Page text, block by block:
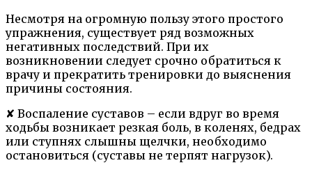
Несмотря на огромную пользу этого простого
упражнения, существует ряд возможных
негативных последствий. При их
возникновении следует срочно обратиться к
врачу и прекратить тренировки до выяснения
причины состояния.
✘ Воспаление суставов – если вдруг во время
ходьбы возникает резкая боль, в коленях, бедрах
или ступнях слышны щелчки, необходимо
остановиться (суставы не терпят нагрузок).